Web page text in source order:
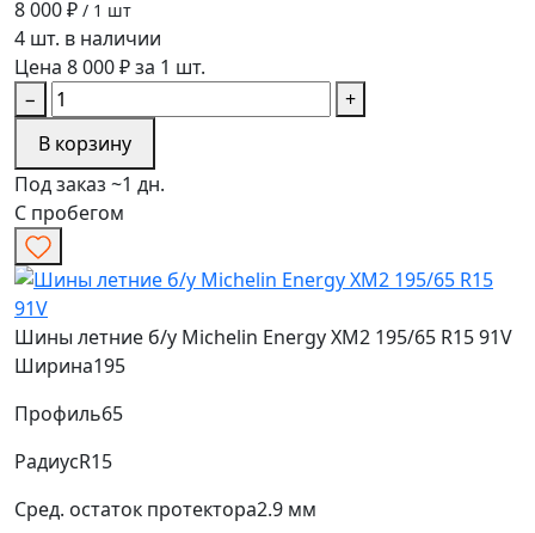
8 000 ₽ / 1 шт
4 шт. в наличии
Цена 8 000 ₽ за 1 шт.
−
+
В корзину
Под заказ ~1 дн.
С пробегом
Шины летние б/у Michelin Energy XM2 195/65 R15 91V
Ширина195
Профиль65
РадиусR15
Сред. остаток протектора2.9 мм